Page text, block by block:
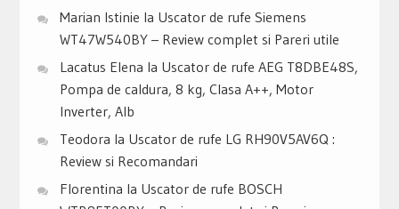
Marian Istinie la Uscator de rufe Siemens
WT47W540BY – Review complet si Pareri utile
Lacatus Elena la Uscator de rufe AEG T8DBE48S,
Pompa de caldura, 8 kg, Clasa A++, Motor
Inverter, Alb
Teodora la Uscator de rufe LG RH90V5AV6Q :
Review si Recomandari
Florentina la Uscator de rufe BOSCH